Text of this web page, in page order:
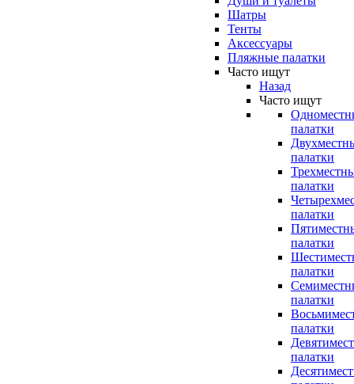
Шатры
Тенты
Аксессуары
Пляжные палатки
Часто ищут
Назад
Часто ищут
палатки
палатки
палатки
палатки
палатки
палатки
палатки
палатки
палатки